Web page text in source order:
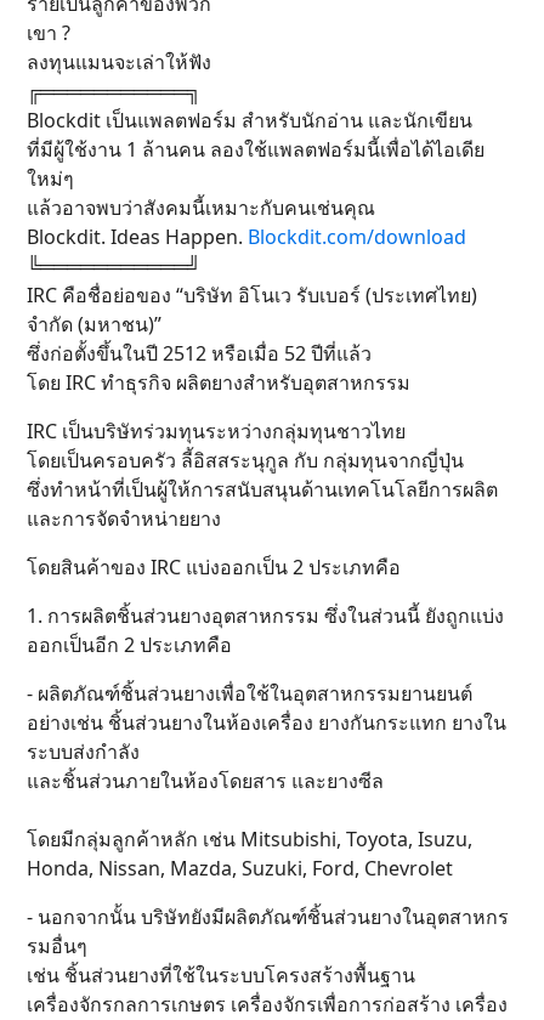
เขา ?
ลงทุนแมนจะเล่าให้ฟัง
╔═══════════╗
Blockdit เป็นแพลตฟอร์ม สำหรับนักอ่าน และนักเขียน
ที่มีผู้ใช้งาน 1 ล้านคน ลองใช้แพลตฟอร์มนี้เพื่อได้ไอเดีย
ใหม่ๆ
แล้วอาจพบว่าสังคมนี้เหมาะกับคนเช่นคุณ
Blockdit. Ideas Happen. Blockdit.com/download
╚═══════════╝
IRC คือชื่อย่อของ “บริษัท อิโนเว รับเบอร์ (ประเทศไทย)
จำกัด (มหาชน)”
ซึ่งก่อตั้งขึ้นในปี 2512 หรือเมื่อ 52 ปีที่แล้ว
โดย IRC ทำธุรกิจ ผลิตยางสำหรับอุตสาหกรรม
IRC เป็นบริษัทร่วมทุนระหว่างกลุ่มทุนชาวไทย
โดยเป็นครอบครัว ลี้อิสสระนุกูล กับ กลุ่มทุนจากญี่ปุ่น
ซึ่งทำหน้าที่เป็นผู้ให้การสนับสนุนด้านเทคโนโลยีการผลิต
และการจัดจำหน่ายยาง
โดยสินค้าของ IRC แบ่งออกเป็น 2 ประเภทคือ
1. การผลิตชิ้นส่วนยางอุตสาหกรรม ซึ่งในส่วนนี้ ยังถูกแบ่ง
ออกเป็นอีก 2 ประเภทคือ
- ผลิตภัณฑ์ชิ้นส่วนยางเพื่อใช้ในอุตสาหกรรมยานยนต์
อย่างเช่น ชิ้นส่วนยางในห้องเครื่อง ยางกันกระแทก ยางใน
ระบบส่งกำลัง
และชิ้นส่วนภายในห้องโดยสาร และยางซีล
โดยมีกลุ่มลูกค้าหลัก เช่น Mitsubishi, Toyota, Isuzu,
Honda, Nissan, Mazda, Suzuki, Ford, Chevrolet
- นอกจากนั้น บริษัทยังมีผลิตภัณฑ์ชิ้นส่วนยางในอุตสาหกร
รมอื่นๆ
เช่น ชิ้นส่วนยางที่ใช้ในระบบโครงสร้างพื้นฐาน
เครื่องจักรกลการเกษตร เครื่องจักรเพื่อการก่อสร้าง เครื่อง